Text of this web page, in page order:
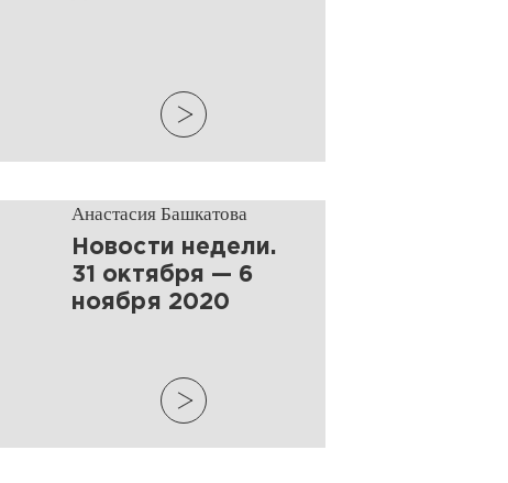
Анастасия Башкатова
​Новости недели.
31 октября — 6
ноября 2020